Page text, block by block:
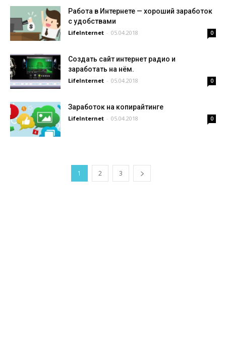
Работа в Интернете — хороший заработок
с удобствами
LifeInternet - 05.04.2018 0
Создать сайт интернет радио и
заработать на нём.
LifeInternet - 05.04.2018 0
Заработок на копирайтинге
LifeInternet - 05.04.2018 0
1 2 3